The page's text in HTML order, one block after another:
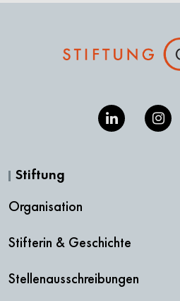
Stiftung
Organisation
Stifterin & Geschichte
Stellenausschreibungen